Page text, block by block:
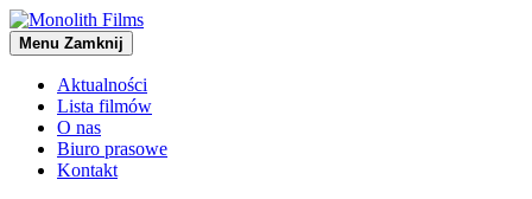
Menu Zamknij
Aktualności
Lista filmów
O nas
Biuro prasowe
Kontakt